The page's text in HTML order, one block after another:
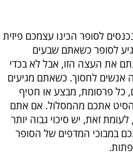
לסופר הכינו עצמכם פיזית
לסופר כשאתם שבעים
את העצה הזו, אבל לא בכדי
אנשים לחסוך. כשאתם מגיעים
כל פרסומת, מבצע או חטיף
להסיט אתכם מהמסלול. אם אתם
זאת, יש סיכוי גבוה יותר
במבוכי המדפים של הסופר